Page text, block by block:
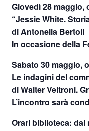
Giovedì 28 maggio,
“Jessie White.
di Antonella Bertoli
In occasione della
Sabato 30 maggio,
Le indagini del
di Walter Veltroni.
L’incontro sarà
Orari biblioteca: dal